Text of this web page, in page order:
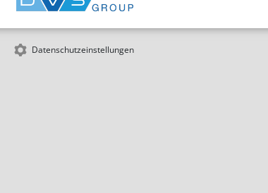
Datenschutzeinstellungen